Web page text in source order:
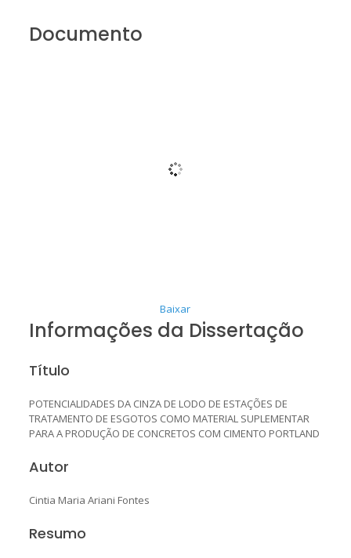
Documento
Baixar
Informações da Dissertação
Título
POTENCIALIDADES DA CINZA DE LODO DE ESTAÇÕES DE
TRATAMENTO DE ESGOTOS COMO MATERIAL SUPLEMENTAR
PARA A PRODUÇÃO DE CONCRETOS COM CIMENTO PORTLAND
Autor
Cintia Maria Ariani Fontes
Resumo